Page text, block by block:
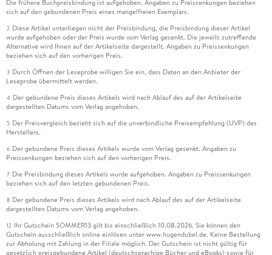
Die frühere Buchpreisbindung ist aufgehoben. Angaben zu Preissenkungen beziehen
sich auf den gebundenen Preis eines mangelfreien Exemplars.
2 Diese Artikel unterliegen nicht der Preisbindung, die Preisbindung dieser Artikel
wurde aufgehoben oder der Preis wurde vom Verlag gesenkt. Die jeweils zutreffende
Alternative wird Ihnen auf der Artikelseite dargestellt. Angaben zu Preissenkungen
beziehen sich auf den vorherigen Preis.
3 Durch Öffnen der Leseprobe willigen Sie ein, dass Daten an den Anbieter der
Leseprobe übermittelt werden.
4 Der gebundene Preis dieses Artikels wird nach Ablauf des auf der Artikelseite
dargestellten Datums vom Verlag angehoben.
5 Der Preisvergleich bezieht sich auf die unverbindliche Preisempfehlung (UVP) des
Herstellers.
6 Der gebundene Preis dieses Artikels wurde vom Verlag gesenkt. Angaben zu
Preissenkungen beziehen sich auf den vorherigen Preis.
7 Die Preisbindung dieses Artikels wurde aufgehoben. Angaben zu Preissenkungen
beziehen sich auf den letzten gebundenen Preis.
8 Der gebundene Preis dieses Artikels wird nach Ablauf des auf der Artikelseite
dargestellten Datums vom Verlag angehoben.
12 Ihr Gutschein SOMMER13 gilt bis einschließlich 10.08.2026. Sie können den
Gutschein ausschließlich online einlösen unter www.hugendubel.de. Keine Bestellung
zur Abholung mit Zahlung in der Filiale möglich. Der Gutschein ist nicht gültig für
gesetzlich preisgebundene Artikel (deutschsprachige Bücher und eBooks) sowie für